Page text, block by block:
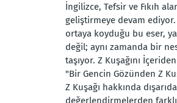
İngilizce, Tefsir ve Fıkıh
geliştirmeye devam ediyor.
ortaya koyduğu bu eser,
değil; aynı zamanda bir
taşıyor. Z Kuşağını
"Bir Gencin Gözünden Z
Z Kuşağı hakkında
değerlendirmelerden